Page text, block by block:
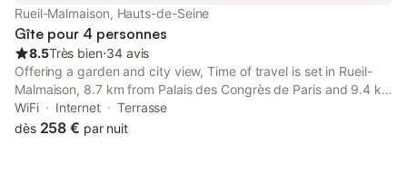
Rueil-Malmaison, Hauts-de-Seine
Gîte pour 4 personnes
8.5Très bien⋅34 avis
Offering a garden and city view, Time of travel is set in Rueil-
Malmaison, 8.7 km from Palais des Congrès de Paris and 9.4 km
from Arc de Triomphe. Free WiFi is featured throughout the
property and private parking is available on site.
WiFi Internet
Terrasse
dès 258 € par nuit